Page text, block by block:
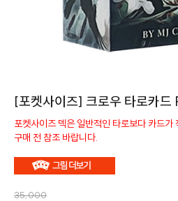
[포켓사이즈] 크로우 타로카
포켓사이즈 덱은 일반적인 타로보다 카드가
구매 전 참조 바랍니다.
35,000